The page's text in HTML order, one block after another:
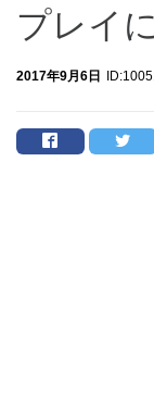
プレイ
2017年9月6日